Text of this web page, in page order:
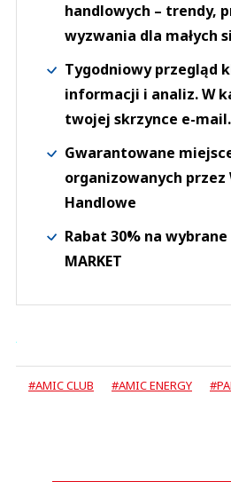
handlowych – trendy,
wyzwania dla małych
Tygodniowy przegląd
informacji i analiz. W
twojej skrzynce e-mail.
Gwarantowane
organizowanych przez
Handlowe
Rabat 30% na
MARKET
#AMIC CLUB #AMIC ENERGY